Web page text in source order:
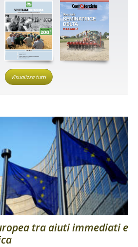
Visualizza tutti
tra aiuti immediati e